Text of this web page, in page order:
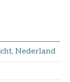
Nederland​​​​​​​